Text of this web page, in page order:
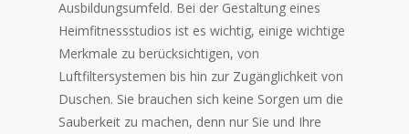
Ausbildungsumfeld. Bei der Gestaltung eines
Heimfitnessstudios ist es wichtig, einige wichtige
Merkmale zu berücksichtigen, von
Luftfiltersystemen bis hin zur Zugänglichkeit von
Duschen. Sie brauchen sich keine Sorgen um die
Sauberkeit zu machen, denn nur Sie und Ihre